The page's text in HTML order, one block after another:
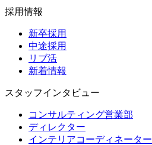
採用情報
新卒採用
中途採用
リブ活
新着情報
スタッフインタビュー
コンサルティング営業部
ディレクター
インテリアコーディネーター